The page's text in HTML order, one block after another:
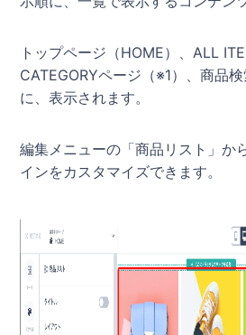
トップページ（HOME）、ALL
CATEGORYページ（※1）、商品
に、表示されます。
編集メニューの「商品リスト」か
インをカスタマイズできます。